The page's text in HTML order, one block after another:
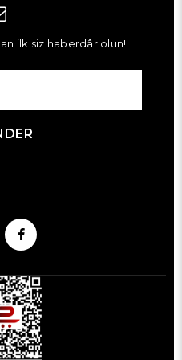
ilk siz haberdâr olun!